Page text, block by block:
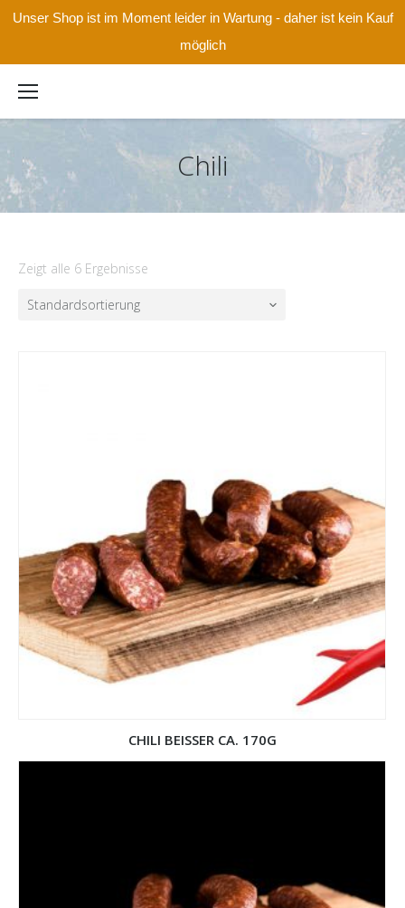
Unser Shop ist im Moment leider in Wartung - daher ist kein Kauf
möglich
Chili
Zeigt alle 6 Ergebnisse
Standardsortierung
CHILI BEISSER CA. 170G